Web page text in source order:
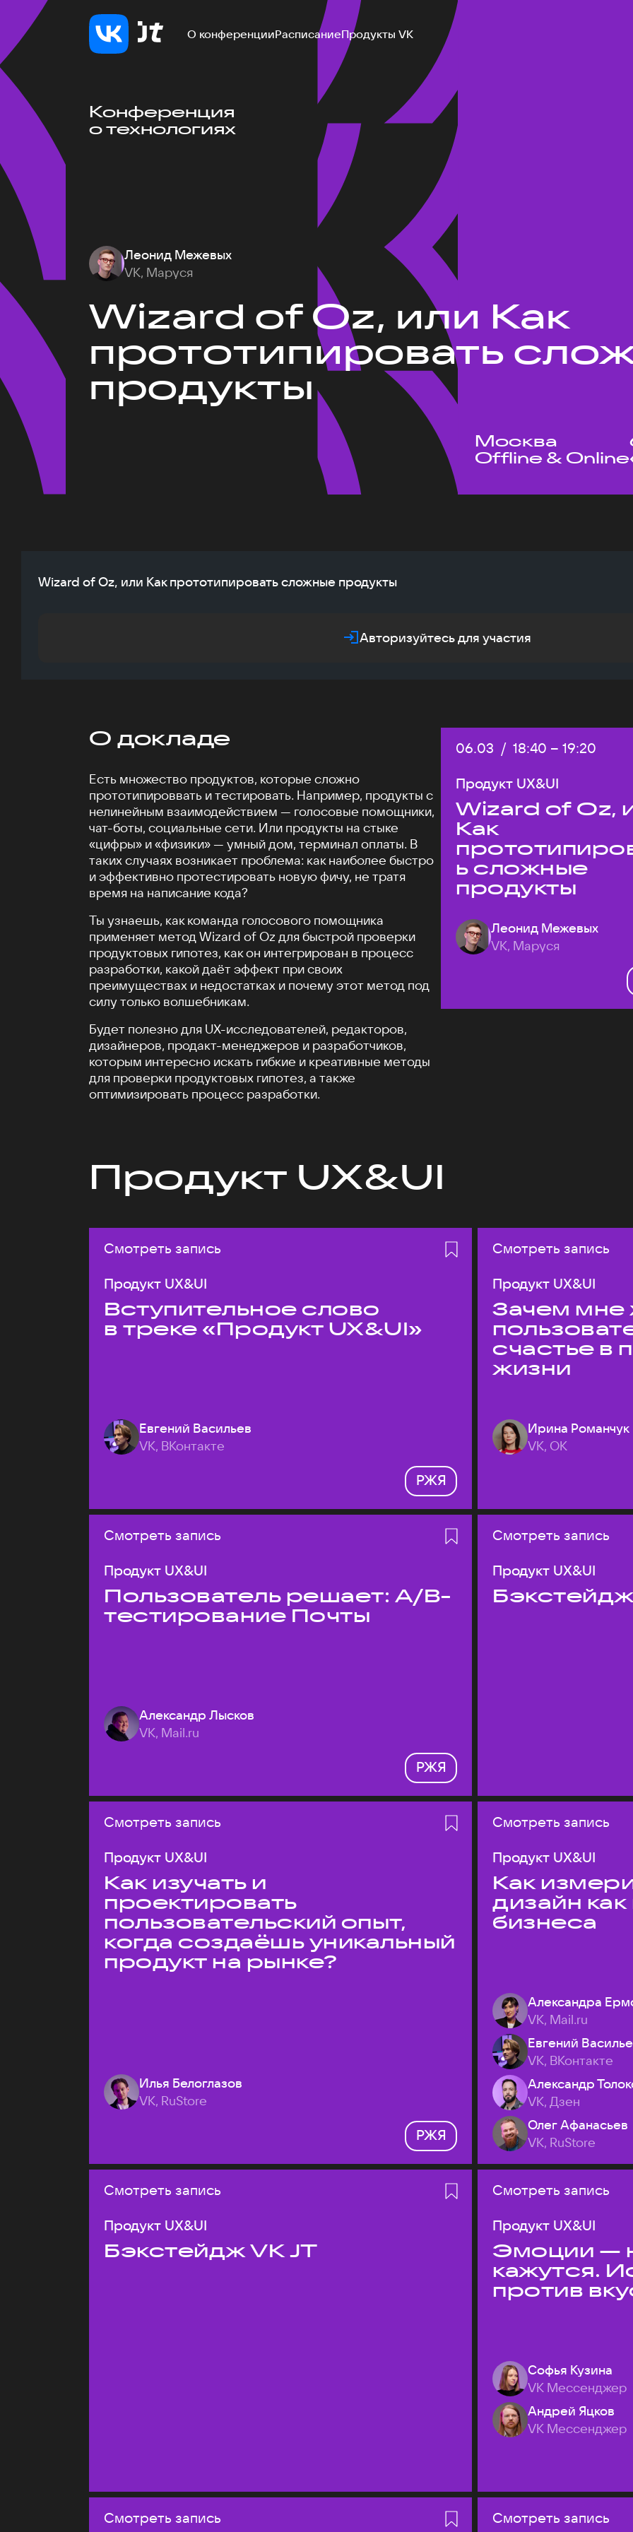
О конференцииРасписаниеПродукты VK
Конференция
о технологиях
Леонид Межевых
VK, Маруся
Wizard of Oz, или Как
прототипировать
продукты
Москва
Offline & Online
Wizard of Oz, или Как прототипировать сложные продукты
Авторизуйтесь для участия
О докладе
Есть множество продуктов, которые сложно
прототипироввать и тестировать. Например, продукты с
нелинейным взаимодействием — голосовые помощники,
чат-боты, социальные сети. Или продукты на стыке
«цифры» и «физики» — умный дом, терминал оплаты. В
таких случаях возникает проблема: как наиболее быстро
и эффективно протестировать новую фичу, не тратя
время на написание кода?
Ты узнаешь, как команда голосового помощника
применяет метод Wizard of Oz для быстрой проверки
продуктовых гипотез, как он интегрирован в процесс
разработки, какой даёт эффект при своих
преимуществах и недостатках и почему этот метод под
силу только волшебникам.
Будет полезно для UX-исследователей, редакторов,
дизайнеров, продакт-менеджеров и разработчиков,
которым интересно искать гибкие и креативные методы
для проверки продуктовых гипотез, а также
оптимизировать процесс разработки.
Дата:
06.03 / Начало:
18:40 – Конец:
19:20
Продукт UX&UI
Wizard of Oz,
Как
ь сложные
продукты
Леонид Межевых
VK, Маруся
Продукт UX&UI
Смотреть запись
Продукт UX&UI
Вступительное слово
в треке «Продукт UX&UI»
Евгений Васильев
VK, ВКонтакте
РЖЯ
Смотреть запись
Продукт UX&UI
Зачем мне
счастье в
жизни
Ирина Романчук
VK, ОК
Смотреть запись
Продукт UX&UI
Пользователь решает: A/B-
тестирование Почты
Александр Лысков
VK, Mail.ru
РЖЯ
Смотреть запись
Продукт UX&UI
Бэкстейдж
Смотреть запись
Продукт UX&UI
Как изучать и
проектировать
пользовательский опыт,
когда создаёшь уникальный
продукт на рынке?
Илья Белоглазов
VK, RuStore
РЖЯ
Смотреть запись
Продукт UX&UI
Как
дизайн
бизнеса
Александра
VK, Mail.ru
Евгений
VK, ВКонтакте
Александр
VK, Дзен
Олег Афанасьев
VK, RuStore
Смотреть запись
Продукт UX&UI
Бэкстейдж VK JT
Смотреть запись
Продукт UX&UI
Эмоции —
кажутся.
против
Софья Кузина
VK Мессенджер
Андрей Яцков
VK Мессенджер
Смотреть запись Смотреть запись